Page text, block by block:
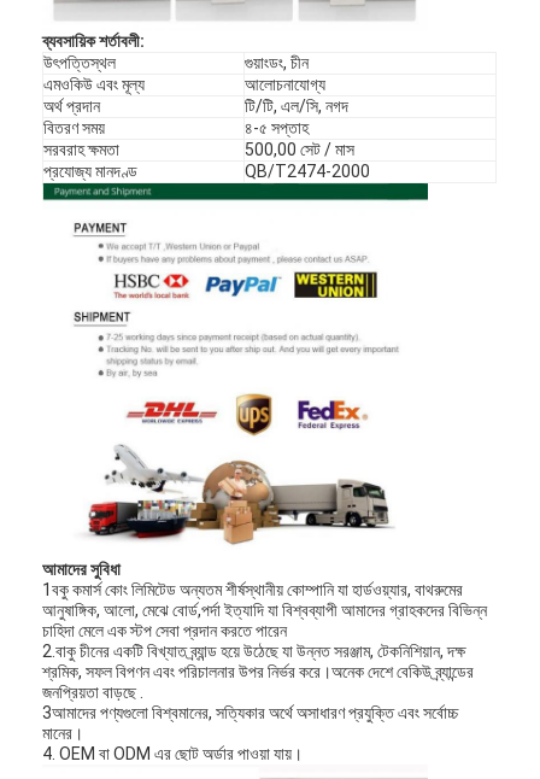
বাড়ি
পণ্য
ভিডিও
কারখানা পরিদর্শন
গুণমান নিয়ন্ত্রণ
আমাদের সাথে যোগাযোগ
মর্টাইজ ডোর লক
স্টেইনলেস স্টীল দরজা লক
প্রবেশদ্বার হ্যান্ডলেসেট
স্মার্ট ডোর লক
ব্যবসায়িক শর্তাবলী:
উৎপত্তিস্থল
গুয়াংডং, চীন
এমওকিউ এবং মূল্য
আলোচনাযোগ্য
অর্থ প্রদান
টি/টি, এল/সি, নগদ
বিতরণ সময়
৪-৫ সপ্তাহ
সরবরাহ ক্ষমতা
500,00 সেট / মাস
প্রযোজ্য মানদণ্ড
QB/T2474-2000
আমাদের সুবিধা
1বকু কমার্স কোং লিমিটেড অন্যতম শীর্ষস্থানীয় কোম্পানি যা হার্ডওয়্যার, বাথরুমের
আনুষাঙ্গিক, আলো, মেঝে বোর্ড,পর্দা ইত্যাদি যা বিশ্বব্যাপী আমাদের গ্রাহকদের বিভিন্ন
চাহিদা মেলে এক স্টপ সেবা প্রদান করতে পারেন
2.বাকু চীনের একটি বিখ্যাত ব্র্যান্ড হয়ে উঠেছে যা উন্নত সরঞ্জাম, টেকনিশিয়ান, দক্ষ
শ্রমিক, সফল বিপণন এবং পরিচালনার উপর নির্ভর করে।অনেক দেশে বেকিউ ব্র্যান্ডের
জনপ্রিয়তা বাড়ছে .
3আমাদের পণ্যগুলো বিশ্বমানের, সত্যিকার অর্থে অসাধারণ প্রযুক্তি এবং সর্বোচ্চ
মানের।
4. OEM বা ODM এর ছোট অর্ডার পাওয়া যায়।